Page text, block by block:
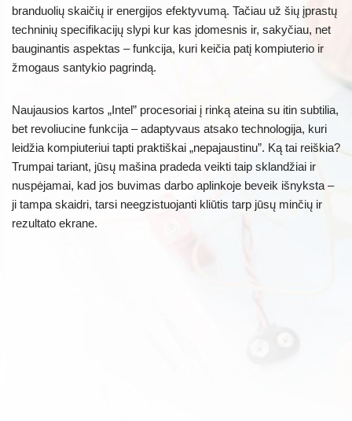
branduolių skaičių ir energijos efektyvumą. Tačiau už šių įprastų
techninių specifikacijų slypi kur kas įdomesnis ir, sakyčiau, net
bauginantis aspektas – funkcija, kuri keičia patį kompiuterio ir
žmogaus santykio pagrindą.
Naujausios kartos „Intel” procesoriai į rinką ateina su itin subtilia,
bet revoliucine funkcija – adaptyvaus atsako technologija, kuri
leidžia kompiuteriui tapti praktiškai „nepajaustinu”. Ką tai reiškia?
Trumpai tariant, jūsų mašina pradeda veikti taip sklandžiai ir
nuspėjamai, kad jos buvimas darbo aplinkoje beveik išnyksta –
ji tampa skaidri, tarsi neegzistuojanti kliūtis tarp jūsų minčių ir
rezultato ekrane.